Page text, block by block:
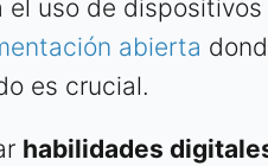
uso de
abierta
es crucial.
habilidades